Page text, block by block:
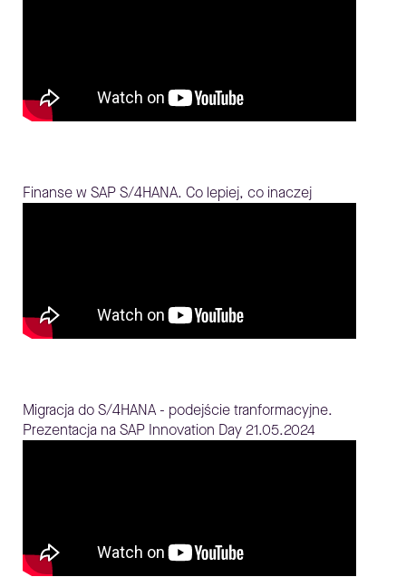
Finanse w SAP S/4HANA. Co lepiej, co inaczej
Migracja do S/4HANA - podejście tranformacyjne.
Prezentacja na SAP Innovation Day 21.05.2024